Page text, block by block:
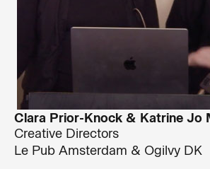
Clara Prior-Knock & Katrine Jo
Creative Directors
Le Pub Amsterdam & Ogilvy DK